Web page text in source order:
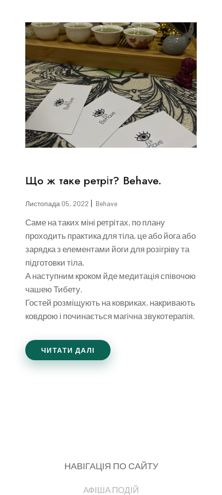
Що ж таке ретріт? Behave.
Листопада 05, 2022 Behave
Саме на таких міні ретрітах, по плану
проходить практика для тіла, це або йога або
зарядка з елементами йоги для розігріву та
підготовки тіла.
А наступним кроком йде медитація співочою
чашею Тибету.
Гостей розміщують на ковриках, накривають
ковдрою і починається магічна звукотерапія.
ЧИТАТИ ДАЛІ
НАВІГАЦІЯ ПО САЙТУ
АФІША ПОДІЙ